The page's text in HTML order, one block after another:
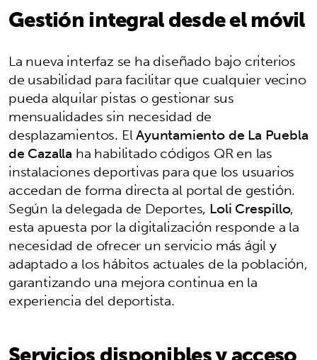
Gestión integral desde el móvil
La nueva interfaz se ha diseñado bajo criterios
de usabilidad para facilitar que cualquier vecino
pueda alquilar pistas o gestionar sus
mensualidades sin necesidad de
desplazamientos. ElAyuntamiento de La Puebla
de Cazalla ha habilitado códigos QR en las
instalaciones deportivas para que los usuarios
accedan de forma directa al portal de gestión.
Según la delegada de Deportes, Loli Crespillo,
esta apuesta por la digitalización responde a la
necesidad de ofrecer un servicio más ágil y
adaptado a los hábitos actuales de la población,
garantizando una mejora continua en la
experiencia del deportista.